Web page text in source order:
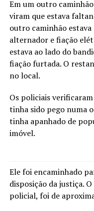
Em um outro
viram que estava
outro caminhão
alternador e fiação
estava ao lado do
fiação furtada. O
no local.
Os policiais
tinha sido pego numa
tinha apanhado de
imóvel.
Ele foi encaminhado
disposição da justiça.
policial, foi de